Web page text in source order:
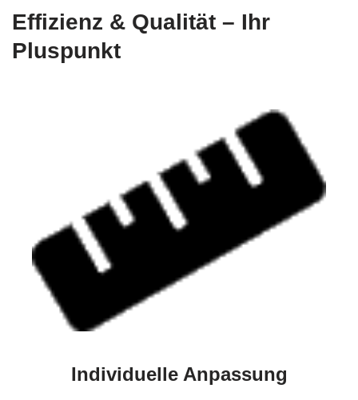
Effizienz & Qualität – Ihr
Pluspunkt
Individuelle Anpassung